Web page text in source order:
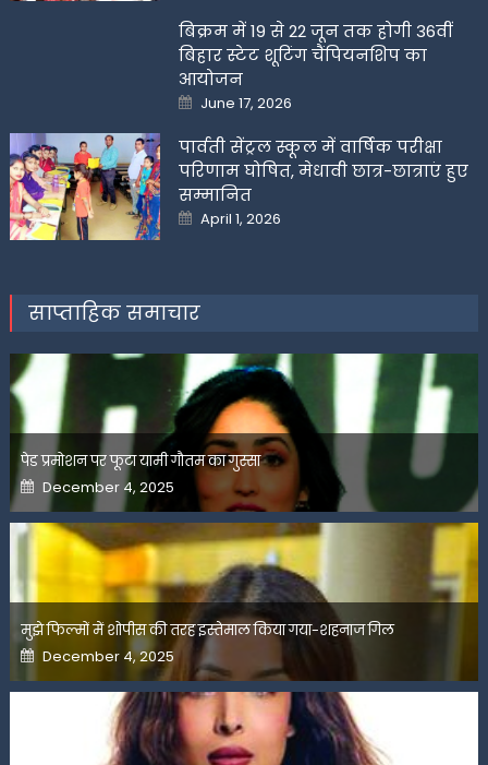
बिक्रम में 19 से 22 जून तक होगी 36वीं
बिहार स्टेट शूटिंग चैंपियनशिप का
आयोजन
Posted
on
June 17, 2026
पार्वती सेंट्रल स्कूल में वार्षिक परीक्षा
परिणाम घोषित, मेधावी छात्र-छात्राएं हुए
सम्मानित
Posted
on
April 1, 2026
साप्ताहिक समाचार
पेड प्रमोशन पर फूटा यामी गौतम का गुस्सा
Posted
on
December 4, 2025
मुझे फिल्मों में शोपीस की तरह इस्तेमाल किया गया-शहनाज गिल
Posted
on
December 4, 2025